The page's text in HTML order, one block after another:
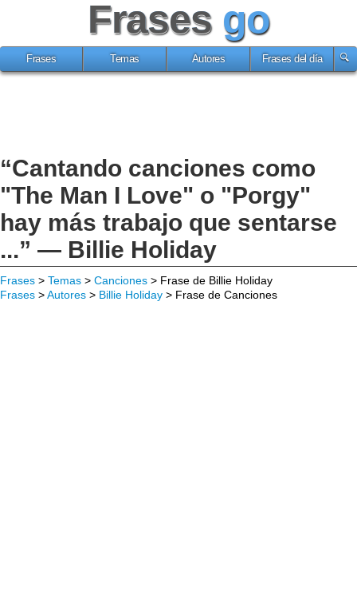
Frases go
Frases Temas Autores Frases del día
“Cantando canciones como
"The Man I Love" o "Porgy"
hay más trabajo que sentarse
...” — Billie Holiday
Frases > Temas > Canciones > Frase de Billie Holiday
Frases >Autores > Billie Holiday > Frase de Canciones